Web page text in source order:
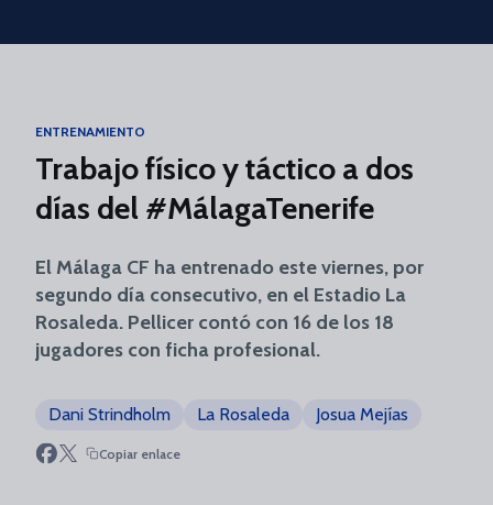
Skip to main content
ENTRENAMIENTO
Trabajo físico y táctico a dos
días del #MálagaTenerife
El Málaga CF ha entrenado este viernes, por
segundo día consecutivo, en el Estadio La
Rosaleda. Pellicer contó con 16 de los 18
jugadores con ficha profesional.
Dani Strindholm La Rosaleda Josua Mejías
Copiar enlace